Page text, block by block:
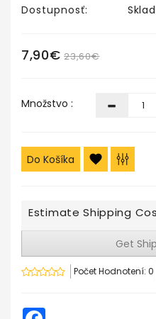
Dostupnosť:
7,90€ 23,60€
Množstvo :
Do Košíka
Estimate Shipping
Get
Počet Hodnotení: 0